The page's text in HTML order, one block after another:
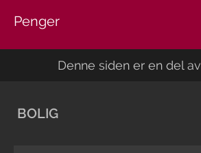
Penger
Denne siden er en del av
BOLIG